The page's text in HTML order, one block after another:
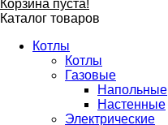
Корзина пуста!
Каталог товаров
Котлы
Котлы
Газовые
Напольные
Настенные
Электрические